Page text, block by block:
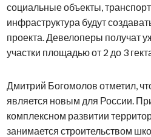
социальные объекты,
инфраструктура будут
проекта. Девелоперы получат
участки площадью от 2 до 3
Дмитрий Богомолов отметил,
является новым для России.
комплексном развитии
занимается строительством